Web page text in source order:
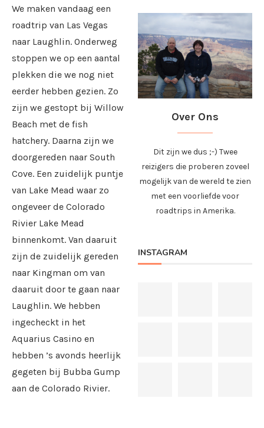
We maken vandaag een
roadtrip van Las Vegas
naar Laughlin. Onderweg
stoppen we op een aantal
plekken die we nog niet
eerder hebben gezien. Zo
zijn we gestopt bij Willow
Beach met de fish
hatchery. Daarna zijn we
doorgereden naar South
Cove. Een zuidelijk puntje
van Lake Mead waar zo
ongeveer de Colorado
Rivier Lake Mead
binnenkomt. Van daaruit
zijn de zuidelijk gereden
naar Kingman om van
daaruit door te gaan naar
Laughlin. We hebben
ingecheckt in het
Aquarius Casino en
hebben ’s avonds heerlijk
gegeten bij Bubba Gump
aan de Colorado Rivier.
Over Ons
Dit zijn we dus ;-) Twee
reizigers die proberen zoveel
mogelijk van de wereld te zien
met een voorliefde voor
roadtrips in Amerika.
INSTAGRAM